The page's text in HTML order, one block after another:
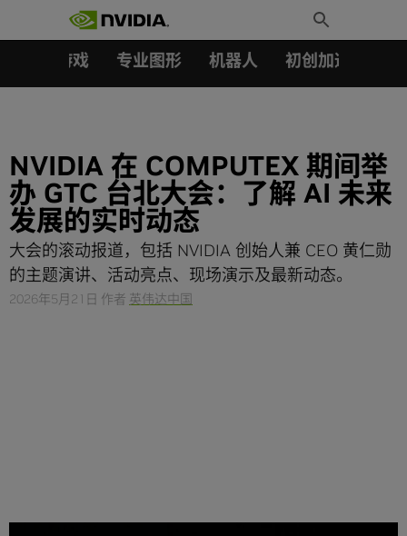
Toggle
Search
游戏 专业图形 机器人 初创加速会员成
NVIDIA 在 COMPUTEX 期间举
办 GTC 台北大会：了解 AI 未来
发展的实时动态
大会的滚动报道，包括 NVIDIA 创始人兼 CEO 黄仁勋
的主题演讲、活动亮点、现场演示及最新动态。
2026年5月21日 作者 英伟达中国